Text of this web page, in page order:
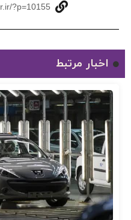
?p=10155
اخبار مرتبط